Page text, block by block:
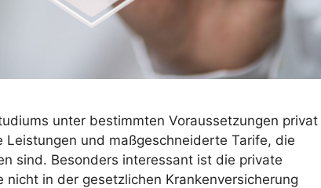
unter bestimmten Voraussetzungen privat
und maßgeschneiderte Tarife, die
sind. Besonders interessant ist die private
in der gesetzlichen Krankenversicherung